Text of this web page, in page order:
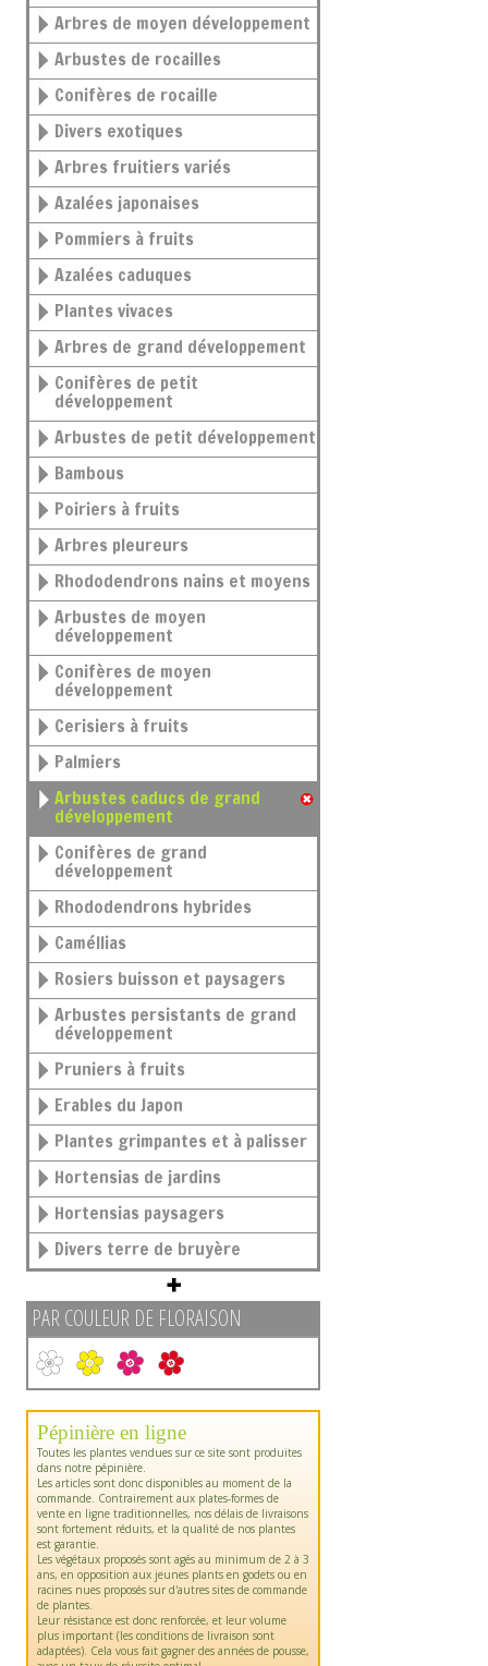
Arbres de moyen développement
Arbustes de rocailles
Conifères de rocaille
Divers exotiques
Arbres fruitiers variés
Azalées japonaises
Pommiers à fruits
Azalées caduques
Plantes vivaces
Arbres de grand développement
Conifères de petit
développement
Arbustes de petit développement
Bambous
Poiriers à fruits
Arbres pleureurs
Rhododendrons nains et moyens
Arbustes de moyen
développement
Conifères de moyen
développement
Cerisiers à fruits
Palmiers
Arbustes caducs de grand
développement
Conifères de grand
développement
Rhododendrons hybrides
Caméllias
Rosiers buisson et paysagers
Arbustes persistants de grand
développement
Pruniers à fruits
Erables du Japon
Plantes grimpantes et à palisser
Hortensias de jardins
Hortensias paysagers
Divers terre de bruyère
PAR COULEUR DE FLORAISON
Pépinière en ligne
Toutes les plantes vendues sur ce site sont produites
dans notre pépinière.
Les articles sont donc disponibles au moment de la
commande. Contrairement aux plates-formes de
vente en ligne traditionnelles, nos délais de livraisons
sont fortement réduits, et la qualité de nos plantes
est garantie.
Les végétaux proposés sont agés au minimum de 2 à 3
ans, en opposition aux jeunes plants en godets ou en
racines nues proposés sur d'autres sites de commande
de plantes.
Leur résistance est donc renforcée, et leur volume
plus important (les conditions de livraison sont
adaptées). Cela vous fait gagner des années de pousse,